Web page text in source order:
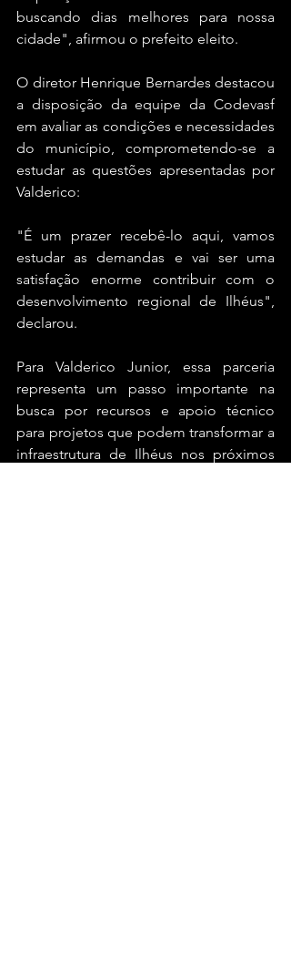
buscando dias melhores para nossa
cidade", afirmou o prefeito eleito.
O diretor Henrique Bernardes destacou
a disposição da equipe da Codevasf
em avaliar as condições e necessidades
do município, comprometendo-se a
estudar as questões apresentadas por
Valderico:
"É um prazer recebê-lo aqui, vamos
estudar as demandas e vai ser uma
satisfação enorme contribuir com o
desenvolvimento regional de Ilhéus",
declarou.
Para Valderico Junior, essa parceria
representa um passo importante na
busca por recursos e apoio técnico
para projetos que podem transformar a
infraestrutura de Ilhéus nos próximos